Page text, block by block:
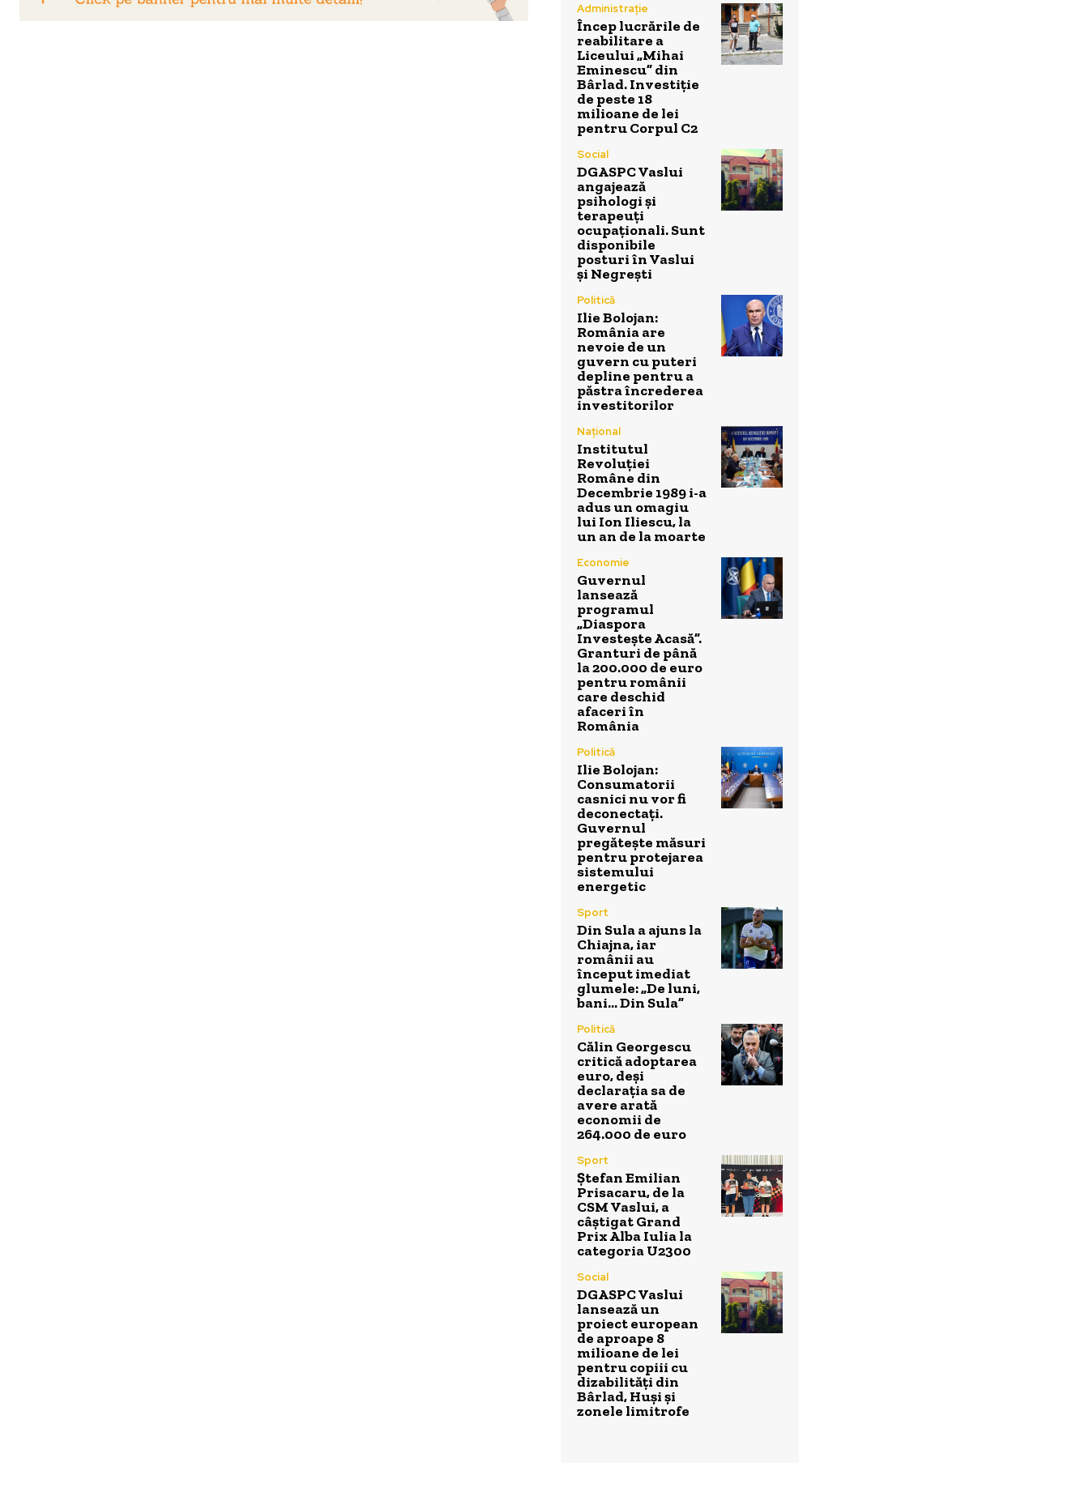
Administrație
Încep lucrările de
reabilitare a
Liceului „Mihai
Eminescu” din
Bârlad. Investiție
de peste 18
milioane de lei
pentru Corpul C2
Social
DGASPC Vaslui
angajează
psihologi și
terapeuți
ocupaționali. Sunt
disponibile
posturi în Vaslui
și Negrești
Politică
Ilie Bolojan:
România are
nevoie de un
guvern cu puteri
depline pentru a
păstra încrederea
investitorilor
Național
Institutul
Revoluției
Române din
Decembrie 1989 i-a
adus un omagiu
lui Ion Iliescu, la
un an de la moarte
Economie
Guvernul
lansează
programul
„Diaspora
Investește Acasă”.
Granturi de până
la 200.000 de euro
pentru românii
care deschid
afaceri în
România
Politică
Ilie Bolojan:
Consumatorii
casnici nu vor fi
deconectați.
Guvernul
pregătește măsuri
pentru protejarea
sistemului
energetic
Sport
Din Sula a ajuns la
Chiajna, iar
românii au
început imediat
glumele: „De luni,
bani… Din Sula”
Politică
Călin Georgescu
critică adoptarea
euro, deși
declarația sa de
avere arată
economii de
264.000 de euro
Sport
Ștefan Emilian
Prisacaru, de la
CSM Vaslui, a
câștigat Grand
Prix Alba Iulia la
categoria U2300
Social
DGASPC Vaslui
lansează un
proiect european
de aproape 8
milioane de lei
pentru copiii cu
dizabilități din
Bârlad, Huși și
zonele limitrofe